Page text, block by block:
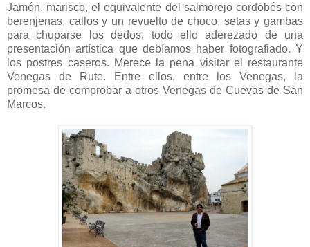
Jamón, marisco, el equivalente del salmorejo cordobés con
berenjenas, callos y un revuelto de choco, setas y gambas
para chuparse los dedos, todo ello aderezado de una
presentación artística que debíamos haber fotografiado. Y
los postres caseros. Merece la pena visitar el restaurante
Venegas de Rute. Entre ellos, entre los Venegas, la
promesa de comprobar a otros Venegas de Cuevas de San
Marcos.